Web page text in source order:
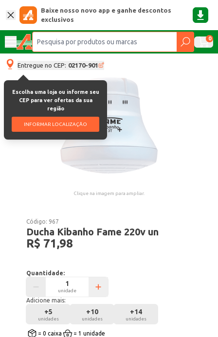
Baixe nosso novo app e ganhe descontos
exclusivos
0
Entregue no CEP: 02170-901
Escolha uma loja ou informe seu
CEP para ver ofertas da sua
região
INFORMAR LOCALIZAÇÃO
Clique na imagem para ampliar.
Código: 967
Ducha Kibanho Fame 220v un
R$ 71,98
Quantidade:
unidade
Adicione mais:
+5
unidades
+10
unidades
+14
unidades
= 0 caixa = 1 unidade